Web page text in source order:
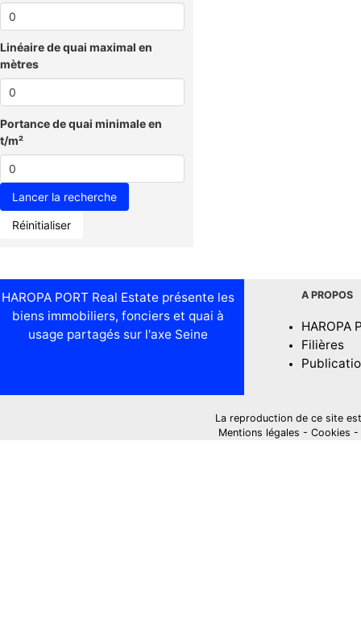
Linéaire de quai maximal en
mètres
Portance de quai minimale en
t/m²
Réinitialiser
HAROPA PORT Real Estate présente les
biens immobiliers, fonciers et quai à
usage partagés sur l'axe Seine
A PROPOS
HAROPA
Filières
La reproduction de ce site
Mentions légales - Cookies -